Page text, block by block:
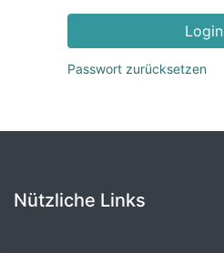
Login
Passwort zurücksetzen
Nützliche Links